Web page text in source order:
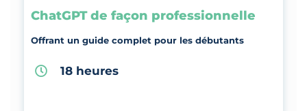
ChatGPT de façon professionnelle
Offrant un guide complet pour les débutants
18 heures